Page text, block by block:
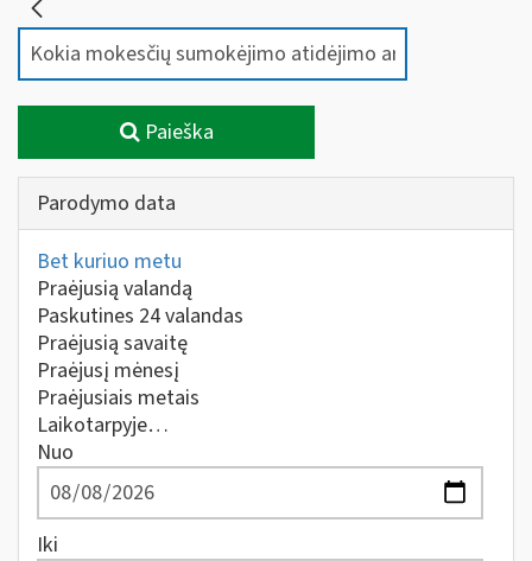
Paieška
Parodymo data
Bet kuriuo metu
Praėjusią valandą
Paskutines 24 valandas
Praėjusią savaitę
Praėjusį mėnesį
Praėjusiais metais
Laikotarpyje…
Nuo
Iki